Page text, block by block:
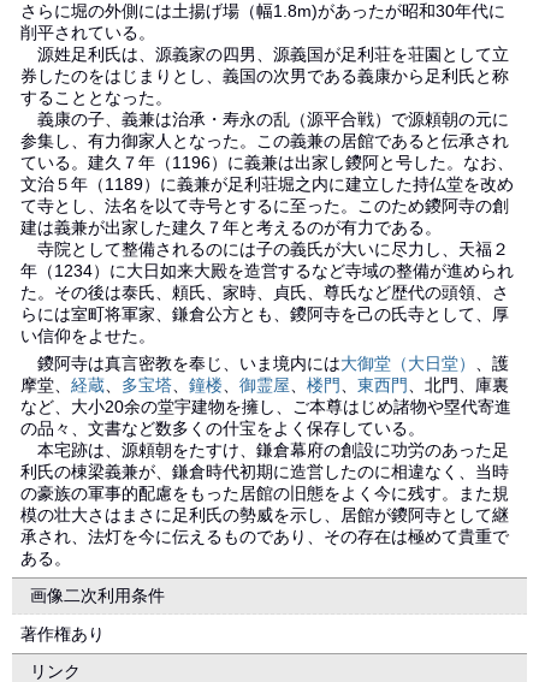
さらに堀の外側には土揚げ場（幅1.8m)があったが昭和30年代に
削平されている。
源姓足利氏は、源義家の四男、源義国が足利荘を荘園として立
券したのをはじまりとし、義国の次男である義康から足利氏と称
することとなった。
義康の子、義兼は治承・寿永の乱（源平合戦）で源頼朝の元に
参集し、有力御家人となった。この義兼の居館であると伝承され
ている。建久７年（1196）に義兼は出家し鑁阿と号した。なお、
文治５年（1189）に義兼が足利荘堀之内に建立した持仏堂を改め
て寺とし、法名を以て寺号とするに至った。このため鑁阿寺の創
建は義兼が出家した建久７年と考えるのが有力である。
寺院として整備されるのには子の義氏が大いに尽力し、天福２
年（1234）に大日如来大殿を造営するなど寺域の整備が進められ
た。その後は泰氏、頼氏、家時、貞氏、尊氏など歴代の頭領、さ
らには室町将軍家、鎌倉公方とも、鑁阿寺を己の氏寺として、厚
い信仰をよせた。
鑁阿寺は真言密教を奉じ、いま境内には大御堂（大日堂）
、護
摩堂、 経蔵 多宝塔 鐘楼 御霊屋 楼門 東西門
、北門、庫裏
など、大小20余の堂宇建物を擁し、ご本尊はじめ諸物や塁代寄進
の品々、文書など数多くの什宝をよく保存している。
本宅跡は、源頼朝をたすけ、鎌倉幕府の創設に功労のあった足
利氏の棟梁義兼が、鎌倉時代初期に造営したのに相違なく、当時
の豪族の軍事的配慮をもった居館の旧態をよく今に残す。また規
模の壮大さはまさに足利氏の勢威を示し、居館が鑁阿寺として継
承され、法灯を今に伝えるものであり、その存在は極めて貴重で
ある。
画像二次利用条件
著作権あり
リンク